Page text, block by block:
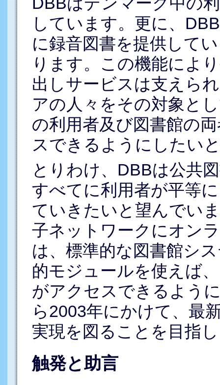
しています。更に、
に録音図書を提供して
ります。この機能によ
出しサービスは支えら
アの人々をその対象と
の利用者及び図書館の
スできるようにしたい
とりわけ、DBBは公共
すべてに利用者が平等
ていきたいと望んでい
子ネットワークにオン
は、標準的な図書館シ
的モジュールを使えば
がアクセスできるよう
ら2003年にかけて、最
実現を図ることを目指
触発と助言